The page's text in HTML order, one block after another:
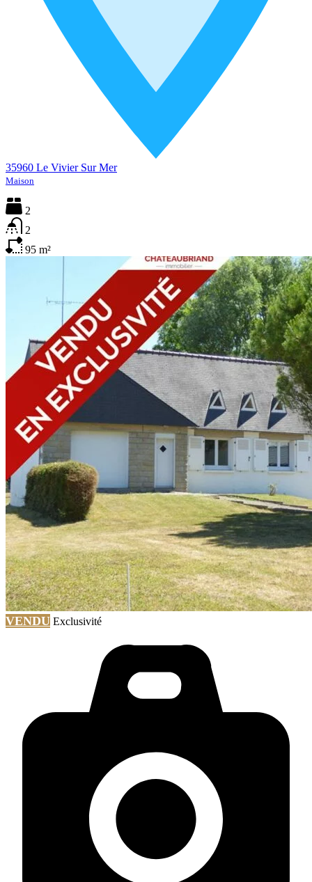
35960 Le Vivier Sur Mer
Maison
2
2
95 m²
VENDU Exclusivité